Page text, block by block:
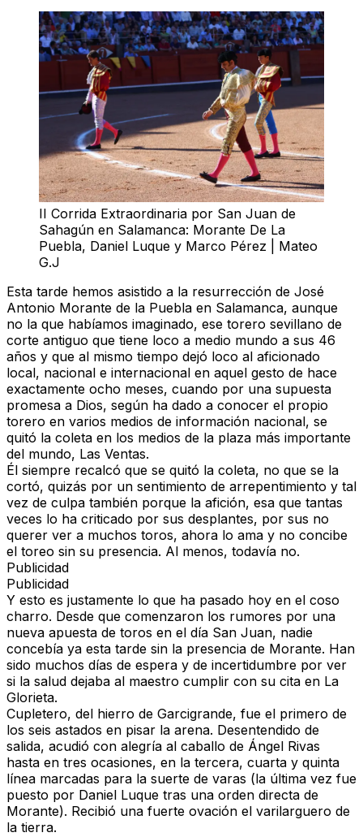
II Corrida Extraordinaria por San Juan de
Sahagún en Salamanca: Morante De La
Puebla, Daniel Luque y Marco Pérez | Mateo
G.J
Esta tarde hemos asistido a la resurrección de José
Antonio Morante de la Puebla en Salamanca, aunque
no la que habíamos imaginado, ese torero sevillano de
corte antiguo que tiene loco a medio mundo a sus 46
años y que al mismo tiempo dejó loco al aficionado
local, nacional e internacional en aquel gesto de hace
exactamente ocho meses, cuando por una supuesta
promesa a Dios, según ha dado a conocer el propio
torero en varios medios de información nacional, se
quitó la coleta en los medios de la plaza más importante
del mundo, Las Ventas.
Él siempre recalcó que se quitó la coleta, no que se la
cortó, quizás por un sentimiento de arrepentimiento y tal
vez de culpa también porque la afición, esa que tantas
veces lo ha criticado por sus desplantes, por sus no
querer ver a muchos toros, ahora lo ama y no concibe
el toreo sin su presencia. Al menos, todavía no.
Publicidad
Publicidad
Y esto es justamente lo que ha pasado hoy en el coso
charro. Desde que comenzaron los rumores por una
nueva apuesta de toros en el día San Juan, nadie
concebía ya esta tarde sin la presencia de Morante. Han
sido muchos días de espera y de incertidumbre por ver
si la salud dejaba al maestro cumplir con su cita en La
Glorieta.
Cupletero, del hierro de Garcigrande, fue el primero de
los seis astados en pisar la arena. Desentendido de
salida, acudió con alegría al caballo de Ángel Rivas
hasta en tres ocasiones, en la tercera, cuarta y quinta
línea marcadas para la suerte de varas (la última vez fue
puesto por Daniel Luque tras una orden directa de
Morante). Recibió una fuerte ovación el varilarguero de
la tierra.